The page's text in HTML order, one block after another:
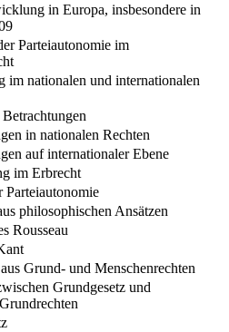
in Europa, insbesondere in
Parteiautonomie im
im nationalen und internationalen
in nationalen Rechten
auf internationaler Ebene
im Erbrecht
philosophischen Ansätzen
Rousseau
Grund- und Menschenrechten
Grundgesetz und